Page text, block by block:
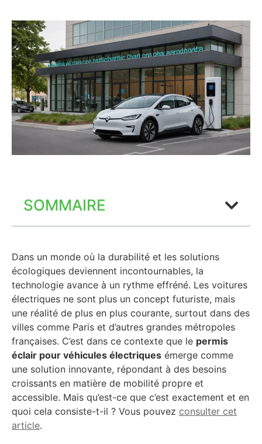
SOMMAIRE
Dans un monde où la durabilité et les solutions
écologiques deviennent incontournables, la
technologie avance à un rythme effréné. Les voitures
électriques ne sont plus un concept futuriste, mais
une réalité de plus en plus courante, surtout dans des
villes comme Paris et d’autres grandes métropoles
françaises. C’est dans ce contexte que le permis
éclair pour véhicules électriques émerge comme
une solution innovante, répondant à des besoins
croissants en matière de mobilité propre et
accessible. Mais qu’est-ce que c’est exactement et en
quoi cela consiste-t-il ? Vous pouvez consulter cet
article.